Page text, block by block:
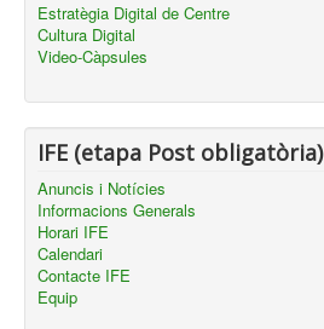
Estratègia Digital de Centre
Cultura Digital
Video-Càpsules
IFE (etapa Post obligatòria)
Anuncis i Notícies
Informacions Generals
Horari IFE
Calendari
Contacte IFE
Equip